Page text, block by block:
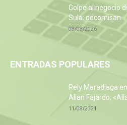
Golpe al negocio
Sula: decomisan...
08/08/2026
ENTRADAS POPULARES
Rely Maradiaga
Allan Fajardo,
11/08/2021